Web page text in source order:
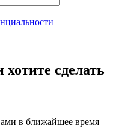
сделать
в ближайшее время